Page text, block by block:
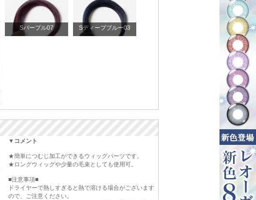
Sパープル07 Sディープブルー03
▼コメント
★簡単につむじ加工ができるウィッグパーツです。
★ロングウィッグや少量の毛束としても使用可。
■注意事項■
ドライヤーで熱しすぎると熱で溶ける場合がございます
ので、ご注意ください。